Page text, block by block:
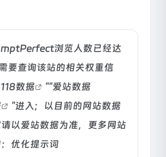
浏览人数已经达
要查询该站的相关权重信
数据 ""爱站数据
"进入；以目前的网站数据
以爱站数据为准，更多网站
优化提示词